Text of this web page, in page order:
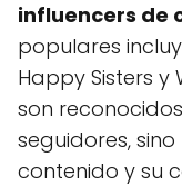
influencers de
populares
Happy Sisters y
son
seguidores,
contenido y su